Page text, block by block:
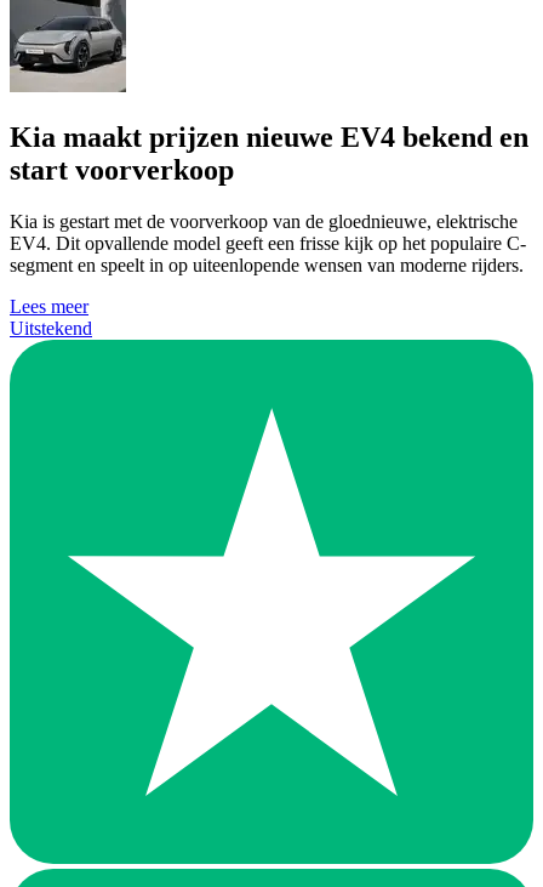
Kia maakt prijzen nieuwe EV4 bekend en
start voorverkoop
Kia is gestart met de voorverkoop van de gloednieuwe, elektrische
EV4. Dit opvallende model geeft een frisse kijk op het populaire C-
segment en speelt in op uiteenlopende wensen van moderne rijders.
Lees meer
Uitstekend